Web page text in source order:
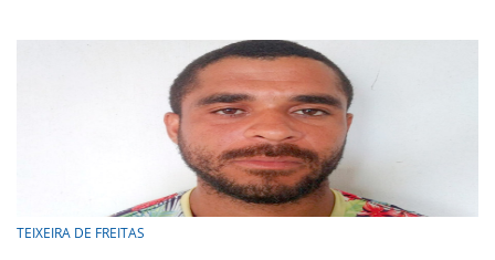
TEIXEIRA DE FREITAS